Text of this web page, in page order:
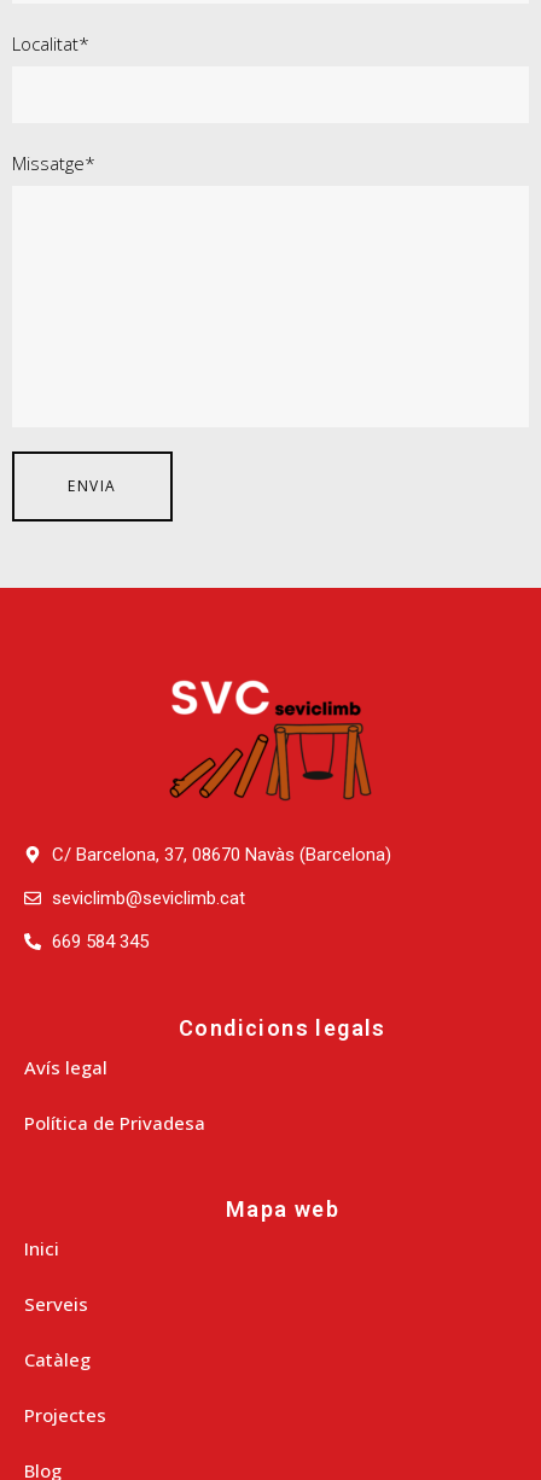
Localitat*
Missatge*
C/ Barcelona, 37, 08670 Navàs (Barcelona)
seviclimb@seviclimb.cat
669 584 345
Condicions legals
Avís legal
Política de Privadesa
Mapa web
Inici
Serveis
Catàleg
Projectes
Blog